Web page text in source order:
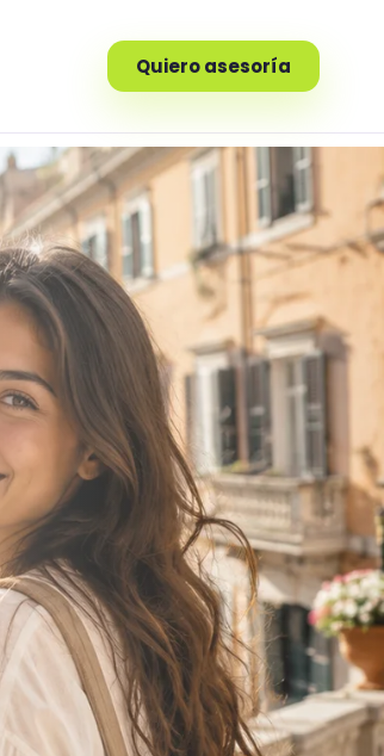
Quiero asesoría